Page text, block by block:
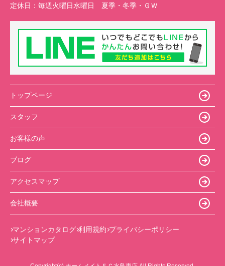
定休日： 毎週火曜日水曜日 夏季・冬季・ＧＷ
トップページ
スタッフ
お客様の声
ブログ
アクセスマップ
会社概要
マンションカタログ 利用規約 プライバシーポリシー
サイトマップ